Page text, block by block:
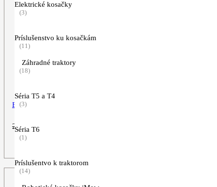
Biele tričko STIHL TimberSports
24,90 € Pôvodná
cena
19,90
Elektrické kosačky
(3)
Príslušenstvo ku kosačkám
(11)
Záhradné traktory
(18)
Séria T5 a T4
(3)
Séria T6
(1)
Príslušentvo k traktorom
(14)